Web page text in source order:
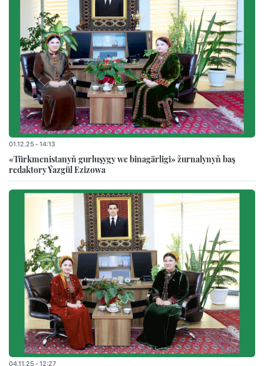
01.12.25 - 14:13
«Türkmenistanyň gurluşygy we binagärligi» žurnalynyň baş
redaktory Ýazgül Ezizowa
04.11.25 - 12:27